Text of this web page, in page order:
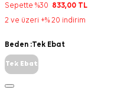
Sepette %30 833,00 TL
2 ve üzeri +% 20 indirim
Beden :Tek Ebat
Tek Ebat